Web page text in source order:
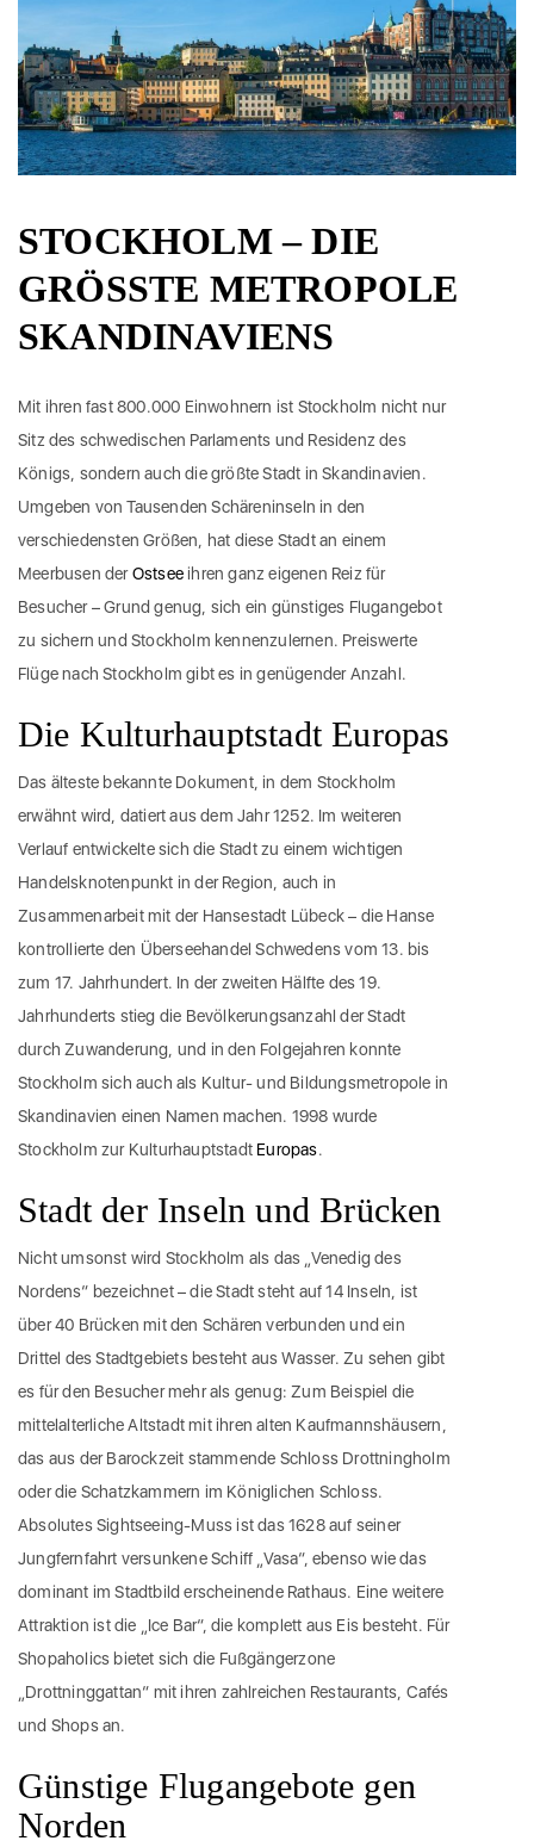
STOCKHOLM – DIE
GRÖSSTE METROPOLE S
KANDINAVIENS
Mit ihren fast 800.000 Einwohnern ist Stockholm nicht nur
Sitz des schwedischen Parlaments und Residenz des
Königs, sondern auch die größte Stadt in Skandinavien.
Umgeben von Tausenden Schäreninseln in den
verschiedensten Größen, hat diese Stadt an einem
Meerbusen derOstsee ihren ganz eigenen Reiz für
Besucher – Grund genug, sich ein günstiges Flugangebot
zu sichern und Stockholm kennenzulernen. Preiswerte
Flüge nach Stockholm gibt es in genügender Anzahl.
Die Kulturhauptstadt Europas
Das älteste bekannte Dokument, in dem Stockholm
erwähnt wird, datiert aus dem Jahr 1252. Im weiteren
Verlauf entwickelte sich die Stadt zu einem wichtigen
Handelsknotenpunkt in der Region, auch in
Zusammenarbeit mit der Hansestadt Lübeck – die Hanse
kontrollierte den Überseehandel Schwedens vom 13. bis
zum 17. Jahrhundert. In der zweiten Hälfte des 19.
Jahrhunderts stieg die Bevölkerungsanzahl der Stadt
durch Zuwanderung, und in den Folgejahren konnte
Stockholm sich auch als Kultur- und Bildungsmetropole in
Skandinavien einen Namen machen. 1998 wurde
Stockholm zur Kulturhauptstadt Europas.
Stadt der Inseln und Brücken
Nicht umsonst wird Stockholm als das „Venedig des
Nordens“ bezeichnet – die Stadt steht auf 14 Inseln, ist
über 40 Brücken mit den Schären verbunden und ein
Drittel des Stadtgebiets besteht aus Wasser. Zu sehen gibt
es für den Besucher mehr als genug: Zum Beispiel die
mittelalterliche Altstadt mit ihren alten Kaufmannshäusern,
das aus der Barockzeit stammende Schloss Drottningholm
oder die Schatzkammern im Königlichen Schloss.
Absolutes Sightseeing-Muss ist das 1628 auf seiner
Jungfernfahrt versunkene Schiff „Vasa“, ebenso wie das
dominant im Stadtbild erscheinende Rathaus. Eine weitere
Attraktion ist die „Ice Bar“, die komplett aus Eis besteht. Für
Shopaholics bietet sich die Fußgängerzone
„Drottninggattan“ mit ihren zahlreichen Restaurants, Cafés
und Shops an.
Günstige Flugangebote gen
Norden